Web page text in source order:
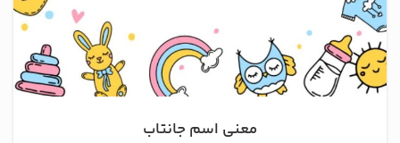
معنی اسم جانتاب